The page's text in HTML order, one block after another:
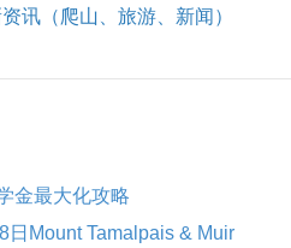
讯（爬山、旅游、新闻）
金最大化攻略
Mount Tamalpais & Muir